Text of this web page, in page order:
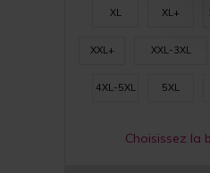
XL XL+
XXL+ XXL-3XL
4XL-5XL 5XL
Choisissez la